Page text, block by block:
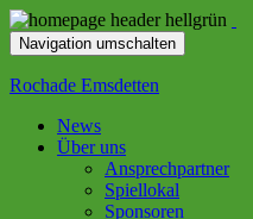
Navigation umschalten
Rochade Emsdetten
News
Über uns
Ansprechpartner
Spiellokal
Sponsoren